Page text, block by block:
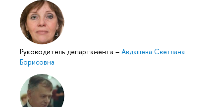
Руководитель департамента – Авдашева Светлана
Борисовна